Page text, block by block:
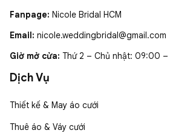
Fanpage: Nicole Bridal HCM
Email: nicole.weddingbridal@gmail.com
Giờ mở cửa: Thứ 2 – Chủ nhật: 09:00 –
Dịch Vụ
Thiết kế & May áo cưới
Thuê áo & Váy cưới